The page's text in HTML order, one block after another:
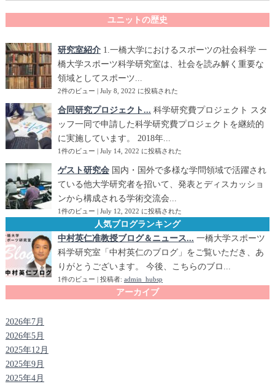
ユニットの歴史
研究室紹介 1.一橋大学におけるスポーツの社会科学 一
橋大学スポーツ科学研究室は、社会を読み解く重要な
領域としてスポーツ...
2件のビュー | July 8, 2022 に投稿された
合同研究プロジェクト... 科学研究費プロジェクト スタ
ッフ一同で申請した科学研究費プロジェクトを継続的
に実施しています。 2018年...
1件のビュー | July 14, 2022 に投稿された
ゲスト研究会 国内・国外で多様な学問領域で活躍され
ている他大学研究者を招いて、発表とディスカッショ
ンから構成される学術交流会...
1件のビュー | July 12, 2022 に投稿された
人気ブログランキング
中村英仁准教授ブログ＆ニュース... 一橋大学スポーツ
科学研究室「中村英仁のブログ」をご覧いただき、あ
りがとうございます。 今後、こちらのブロ...
1件のビュー | 投稿者: admin_hubsp
アーカイブ
2026年7月
2026年5月
2025年12月
2025年9月
2025年4月